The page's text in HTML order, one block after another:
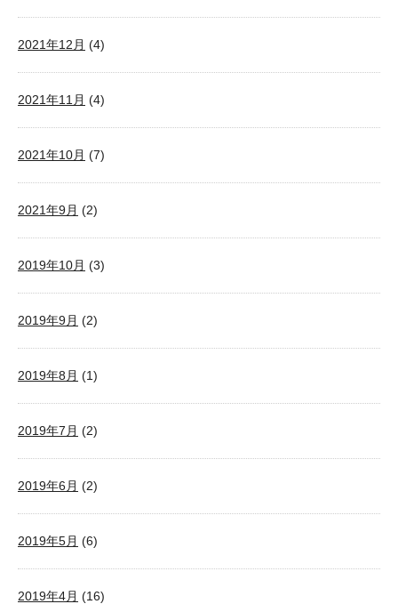
2021年12月 (4)
2021年11月 (4)
2021年10月 (7)
2021年9月 (2)
2019年10月 (3)
2019年9月 (2)
2019年8月 (1)
2019年7月 (2)
2019年6月 (2)
2019年5月 (6)
2019年4月 (16)